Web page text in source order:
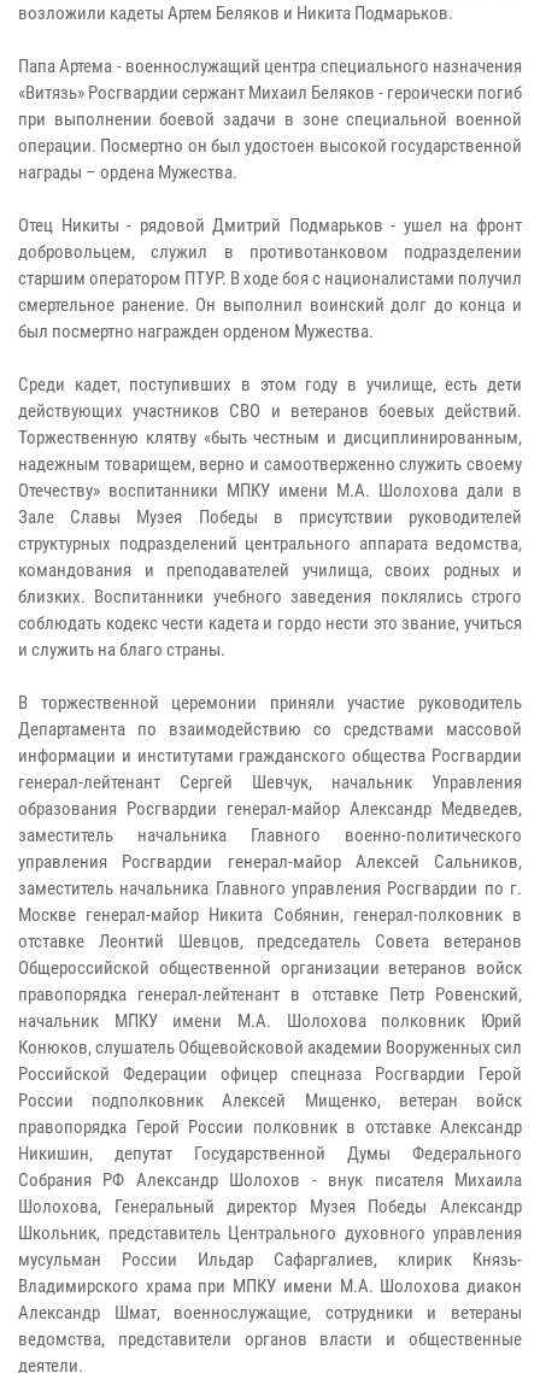
возложили кадеты Артем Беляков и Никита Подмарьков.
Папа Артема - военнослужащий центра специального назначения
«Витязь» Росгвардии сержант Михаил Беляков - героически погиб
при выполнении боевой задачи в зоне специальной военной
операции. Посмертно он был удостоен высокой государственной
награды – ордена Мужества.
Отец Никиты - рядовой Дмитрий Подмарьков - ушел на фронт
добровольцем, служил в противотанковом подразделении
старшим оператором ПТУР. В ходе боя с националистами получил
смертельное ранение. Он выполнил воинский долг до конца и
был посмертно награжден орденом Мужества.
Среди кадет, поступивших в этом году в училище, есть дети
действующих участников СВО и ветеранов боевых действий.
Торжественную клятву «быть честным и дисциплинированным,
надежным товарищем, верно и самоотверженно служить своему
Отечеству» воспитанники МПКУ имени М.А. Шолохова дали в
Зале Славы Музея Победы в присутствии руководителей
структурных подразделений центрального аппарата ведомства,
командования и преподавателей училища, своих родных и
близких. Воспитанники учебного заведения поклялись строго
соблюдать кодекс чести кадета и гордо нести это звание, учиться
и служить на благо страны.
В торжественной церемонии приняли участие руководитель
Департамента по взаимодействию со средствами массовой
информации и институтами гражданского общества Росгвардии
генерал-лейтенант Сергей Шевчук, начальник Управления
образования Росгвардии генерал-майор Александр Медведев,
заместитель начальника Главного военно-политического
управления Росгвардии генерал-майор Алексей Сальников,
заместитель начальника Главного управления Росгвардии по г.
Москве генерал-майор Никита Собянин, генерал-полковник в
отставке Леонтий Шевцов, председатель Совета ветеранов
Общероссийской общественной организации ветеранов войск
правопорядка генерал-лейтенант в отставке Петр Ровенский,
начальник МПКУ имени М.А. Шолохова полковник Юрий
Конюков, слушатель Общевойсковой академии Вооруженных сил
Российской Федерации офицер спецназа Росгвардии Герой
России подполковник Алексей Мищенко, ветеран войск
правопорядка Герой России полковник в отставке Александр
Никишин, депутат Государственной Думы Федерального
Собрания РФ Александр Шолохов - внук писателя Михаила
Шолохова, Генеральный директор Музея Победы Александр
Школьник, представитель Центрального духовного управления
мусульман России Ильдар Сафаргалиев, клирик Князь-
Владимирского храма при МПКУ имени М.А. Шолохова диакон
Александр Шмат, военнослужащие, сотрудники и ветераны
ведомства, представители органов власти и общественные
деятели.